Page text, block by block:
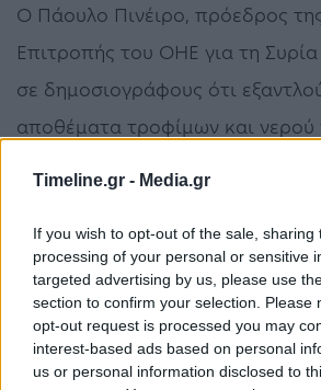
Timeline.gr - Media.gr
If you wish to opt-out of the sale, sharing
processing of your personal or sensitive
targeted advertising by us, please use
section to confirm your selection. Please
opt-out request is processed you may
interest-based ads based on personal
us or personal information disclosed to
Ο Πάουλο Πινέιρο, πρόεδρος
Επιτροπής του ΟΗΕ για τη
σε δημοσιογράφους ότι
αποθέματα τροφίμων και νερού
τις ξεριζωμένες οικογένειες
Σε σημερινή της ανακοίνωση η
Διάσωσης (IRC), τονίζει πως με
και θανατηφόρα στροφή τις
«περίπου 650.000 επιπλέον